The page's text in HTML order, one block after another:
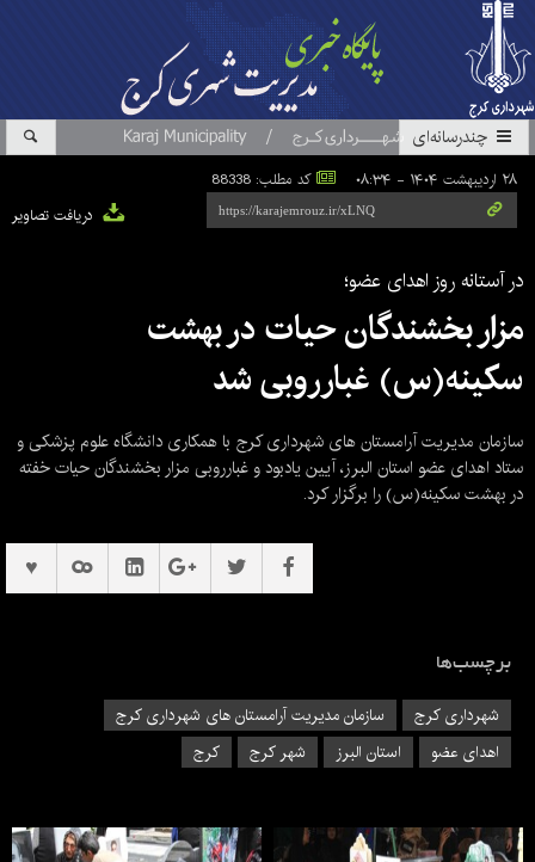
چندرسانه‌ای
۲۸ اردیبهشت ۱۴۰۴ - ۰۸:۳۴
کد مطلب: 88338
دریافت تصاویر
در آستانه روز اهدای عضو؛
مزار بخشندگان حیات در بهشت
سکینه(س) غبارروبی شد
سازمان مدیریت آرامستان های شهرداری کرج با همکاری دانشگاه علوم پزشکی و
ستاد اهدای عضو استان البرز، آیین یادبود و غبارروبی مزار بخشندگان حیات خفته
در بهشت سکینه(س) را برگزار کرد.
برچسب‌ها
شهرداری کرج
سازمان مدیریت آرامستان های شهرداری کرج
اهدای عضو
استان البرز شهر کرج کرج